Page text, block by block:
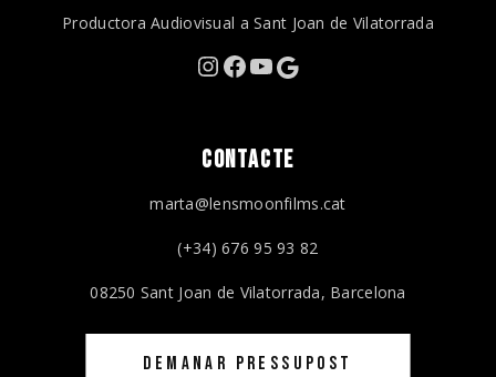
Productora Audiovisual a Sant Joan de Vilatorrada
Instagram
Facebook
YouTube
Google
CONTACTE
marta@lensmoonfilms.cat
(+34) 676 95 93 82
08250 Sant Joan de Vilatorrada, Barcelona
DEMANAR PRESSUPOST